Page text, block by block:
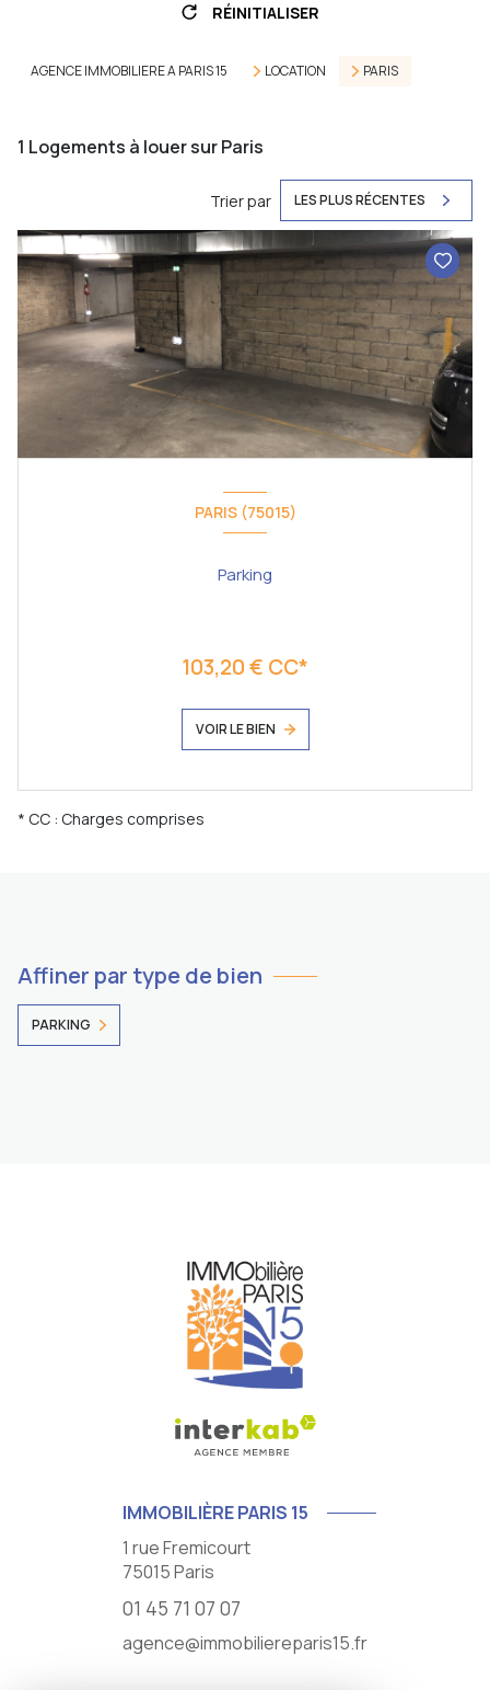
RÉINITIALISER
AGENCE IMMOBILIERE A PARIS 15 LOCATION PARIS
1 Logements à louer sur Paris
Trier par LES PLUS RÉCENTES
PARIS (75015)
Parking
103,20 € CC*
VOIR LE BIEN
* CC : Charges comprises
Affiner par type de bien
PARKING
IMMOBILIÈRE PARIS 15
1 rue Fremicourt
75015Paris
01 45 71 07 07
agence@immobiliereparis15.fr